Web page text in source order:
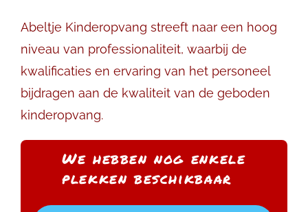
Abeltje Kinderopvang streeft naar een hoog
niveau van professionaliteit, waarbij de
kwalificaties en ervaring van het personeel
bijdragen aan de kwaliteit van de geboden
kinderopvang.
We hebben nog enkele
plekken beschikbaar